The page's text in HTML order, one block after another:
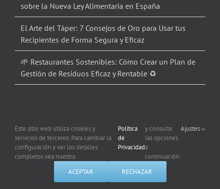
sobre la Nueva Ley Alimentaria en España
El Arte del Táper: 7 Consejos de Oro para Usar tus
Recipientes de Forma Segura y Eficaz
🌱 Restaurantes Sostenibles: Cómo Crear un Plan de
Gestión de Residuos Eficaz y Rentable ♻️
Copyright 2012 – 2026 Corporación Informática | Todos los derechos
reservados |Política de Privacidad | Uso de Cookies
Este sitio web utiliza cookies y
servicios de terceros. Para cambiar la
configuración y ver los detalles
completos vea nuestra
Política
de
Privacidad
y consulte
las opciones
a
continuación.
Ajustes
ACEPTAR RECHAZAR